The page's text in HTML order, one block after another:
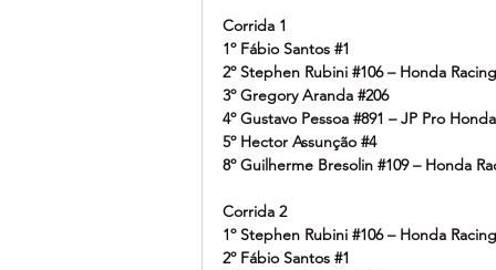
Corrida 1
1º Fábio Santos #1
2º Stephen Rubini #106 – Honda
3º Gregory Aranda #206
4º Gustavo Pessoa #891 – JP Pro
5º Hector Assunção #4
8º Guilherme Bresolin #109 – Honda
Corrida 2
1º Stephen Rubini #106 – Honda
2º Fábio Santos #1